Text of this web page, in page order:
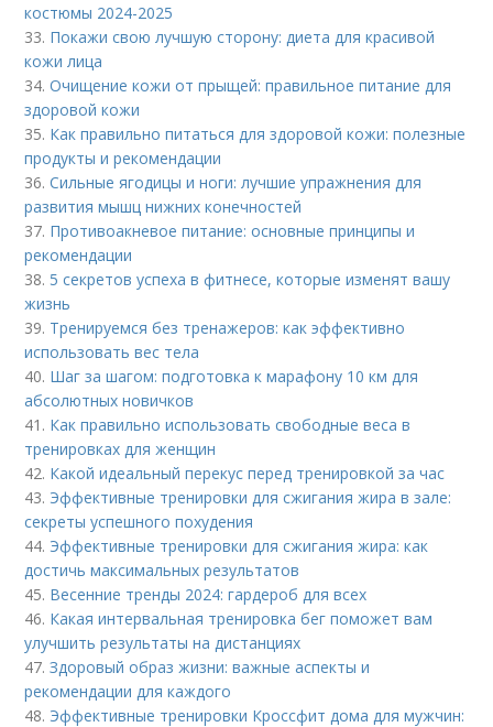
костюмы 2024-2025
33. Покажи свою лучшую сторону: диета для красивой
кожи лица
34.Очищение кожи от прыщей: правильное питание для
здоровой кожи
35. Как правильно питаться для здоровой кожи: полезные
продукты и рекомендации
36.Сильные ягодицы и ноги: лучшие упражнения для
развития мышц нижних конечностей
37. Противоакневое питание: основные принципы и
рекомендации
38. 5 секретов успеха в фитнесе, которые изменят вашу
жизнь
39. Тренируемся без тренажеров: как эффективно
использовать вес тела
40. Шаг за шагом: подготовка к марафону 10 км для
абсолютных новичков
41. Как правильно использовать свободные веса в
тренировках для женщин
42. Какой идеальный перекус перед тренировкой за час
43. Эффективные тренировки для сжигания жира в зале:
секреты успешного похудения
44. Эффективные тренировки для сжигания жира: как
достичь максимальных результатов
45. Весенние тренды 2024: гардероб для всех
46. Какая интервальная тренировка бег поможет вам
улучшить результаты на дистанциях
47.Здоровый образ жизни: важные аспекты и
рекомендации для каждого
48. Эффективные тренировки Кроссфит дома для мужчин: